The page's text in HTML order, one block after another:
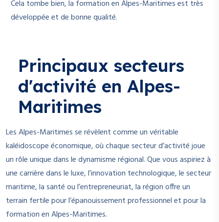
Cela tombe bien, la formation en Alpes-Maritimes est très
développée et de bonne qualité.
Principaux secteurs
d'activité en Alpes-
Maritimes
Les Alpes-Maritimes se révèlent comme un véritable
kaléidoscope économique, où chaque secteur d’activité joue
un rôle unique dans le dynamisme régional. Que vous aspiriez à
une carrière dans le luxe, l’innovation technologique, le secteur
maritime, la santé ou l’entrepreneuriat, la région offre un
terrain fertile pour l’épanouissement professionnel et pour la
formation en Alpes-Maritimes.